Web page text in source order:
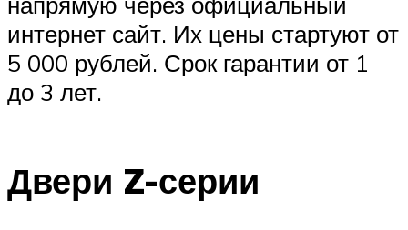
интернет сайт. Их цены стартуют от
5 000 рублей. Срок гарантии от 1
до 3 лет.
Двери Z-серии